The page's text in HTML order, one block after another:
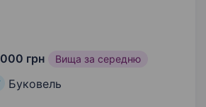
грн Вища за середню
Буковель